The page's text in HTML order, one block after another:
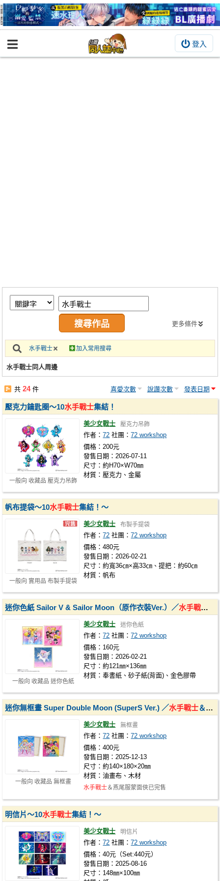
登入
BOOKY書集倉庫
繪圖藝廊
交流中心
攤位轉讓區
會員功能選單
註冊會員
更多條件
水手戰士 加入常用搜尋
水手戰士同人周邊
共24件 喜愛次數 說讚次數 發表日期
一般向 收藏品 壓克力吊飾
壓克力鑰匙圈～10水手戰士集結！
美少女戰士 壓克力吊飾
作者：72 社團：72 workshop
價格：200元
發售日期：2026-07-11
尺寸：約H70×W70㎜
材質：壓克力、金屬
一般向 實用品 布製手提袋
帆布提袋～10水手戰士集結！～
美少女戰士 布製手提袋
作者：72 社團：72 workshop
價格：480元
發售日期：2026-02-21
尺寸：約寬36㎝×高33㎝、提把：約60㎝
材質：帆布
一般向 收藏品 迷你色紙
迷你色紙 Sailor V & Sailor Moon（原作衣裝Ver.）／水手戰士
美少女戰士 迷你色紙
作者：72 社團：72 workshop
價格：160元
發售日期：2026-02-21
尺寸：約121㎜×136㎜
材質：奉書紙、砂子紙(背面)、金色膠帶
一般向 收藏品 無框畫
迷你無框畫 Super Double Moon (SuperS Ver.) ／水手戰士＆燕尾服蒙面俠
美少女戰士 無框畫
作者：72 社團：72 workshop
價格：400元
發售日期：2025-12-13
尺寸：約140×180×20㎜
材質：油畫布、木材
水手戰士＆燕尾服蒙面俠已完售
明信片～10水手戰士集結！～
美少女戰士 明信片
作者：72 社團：72 workshop
價格：40元（Set:440元）
發售日期：2025-08-16
尺寸：148㎜×100㎜